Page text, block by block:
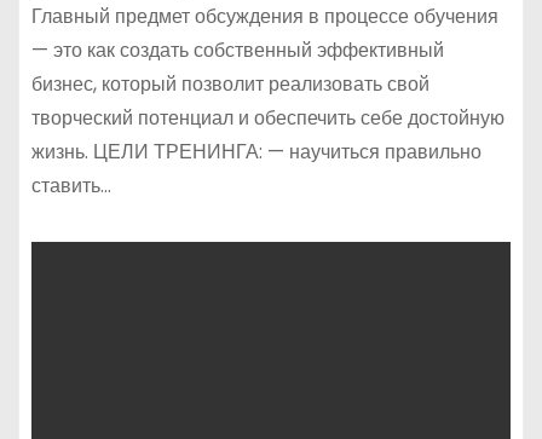
Главный предмет обсуждения в процессе обучения
— это как создать собственный эффективный
бизнес, который позволит реализовать свой
творческий потенциал и обеспечить себе достойную
жизнь. ЦЕЛИ ТРЕНИНГА: — научиться правильно
ставить…